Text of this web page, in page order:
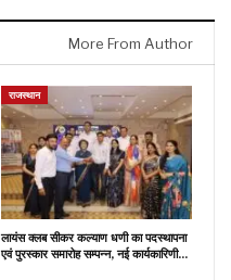
More From Author
राजस्थान
लायंस क्लब सीकर कल्याण धणी का पदस्थापना
एवं पुरस्कार समारोह सम्पन्न, नई कार्यकारिणी…